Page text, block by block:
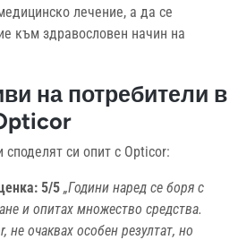
лечение, а да се
към здравословен начин на
на потребители в
споделят си опит с Opticor:
5/5 „Години наред се боря с
и опитах множество средства.
не очаквах особен резултат, но